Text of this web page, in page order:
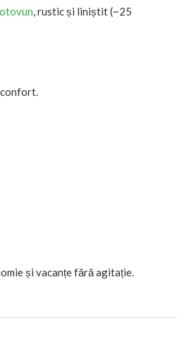
, rustic și liniștit (~25
și vacanțe fără agitație.